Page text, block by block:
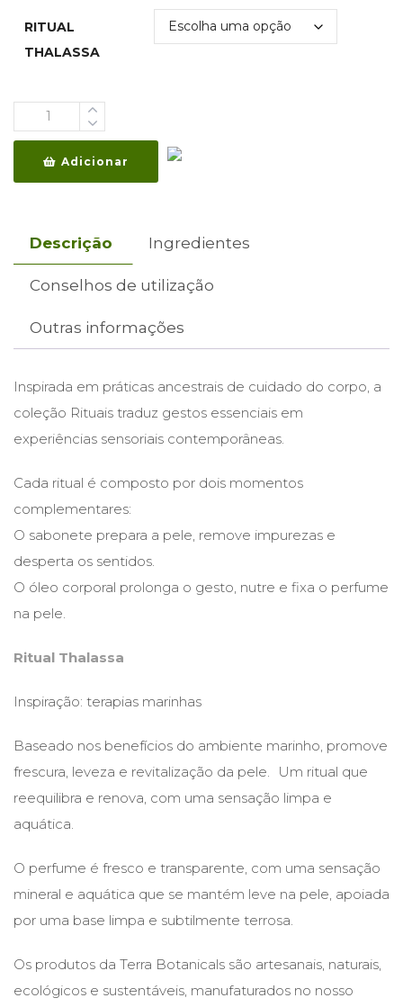
through
€9,90
RITUAL
THALASSA
Quantidade
Adicionar
Descrição Ingredientes
Conselhos de utilização
Outras informações
Inspirada em práticas ancestrais de cuidado do corpo, a
coleção Rituais traduz gestos essenciais em
experiências sensoriais contemporâneas.
Cada ritual é composto por dois momentos
complementares:
O sabonete prepara a pele, remove impurezas e
desperta os sentidos.
O óleo corporal prolonga o gesto, nutre e fixa o perfume
na pele.
Ritual Thalassa
Inspiração: terapias marinhas
Baseado nos benefícios do ambiente marinho, promove
frescura, leveza e revitalização da pele. Um ritual que
reequilibra e renova, com uma sensação limpa e
aquática.
O perfume é fresco e transparente, com uma sensação
mineral e aquática que se mantém leve na pele, apoiada
por uma base limpa e subtilmente terrosa.
Os produtos da Terra Botanicals são artesanais, naturais,
ecológicos e sustentáveis, manufaturados no nosso